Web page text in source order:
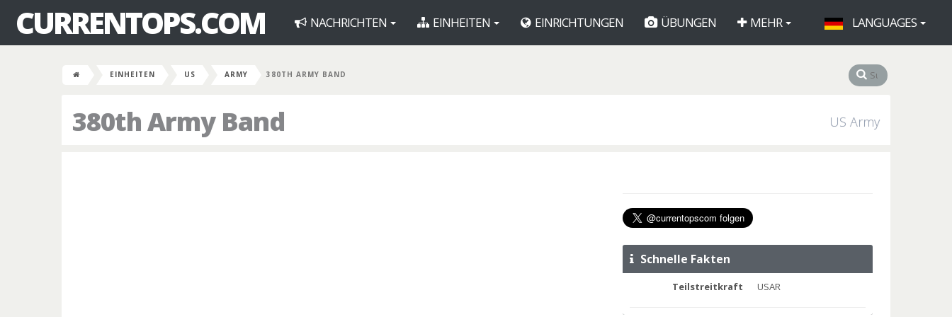
CURRENTOPS.COM NACHRICHTEN EINHEITEN EINRICHTUNGEN ÜBUNGEN MEHR LANGUAGES
EINHEITEN US ARMY 380TH ARMY BAND
380th Army Band US Army
Schnelle Fakten
Teilstreitkraft USAR